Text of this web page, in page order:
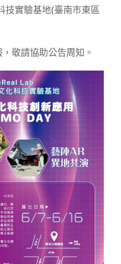
技實驗基地(臺南市東區
敬請協助公告周知。